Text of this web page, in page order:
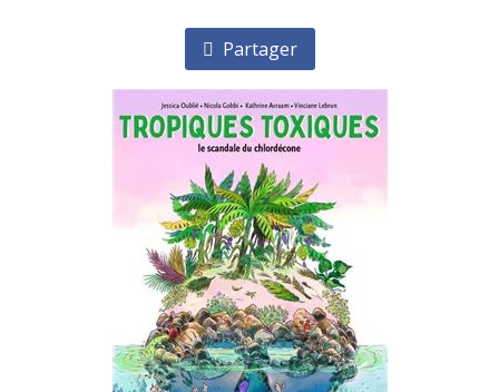
Partager